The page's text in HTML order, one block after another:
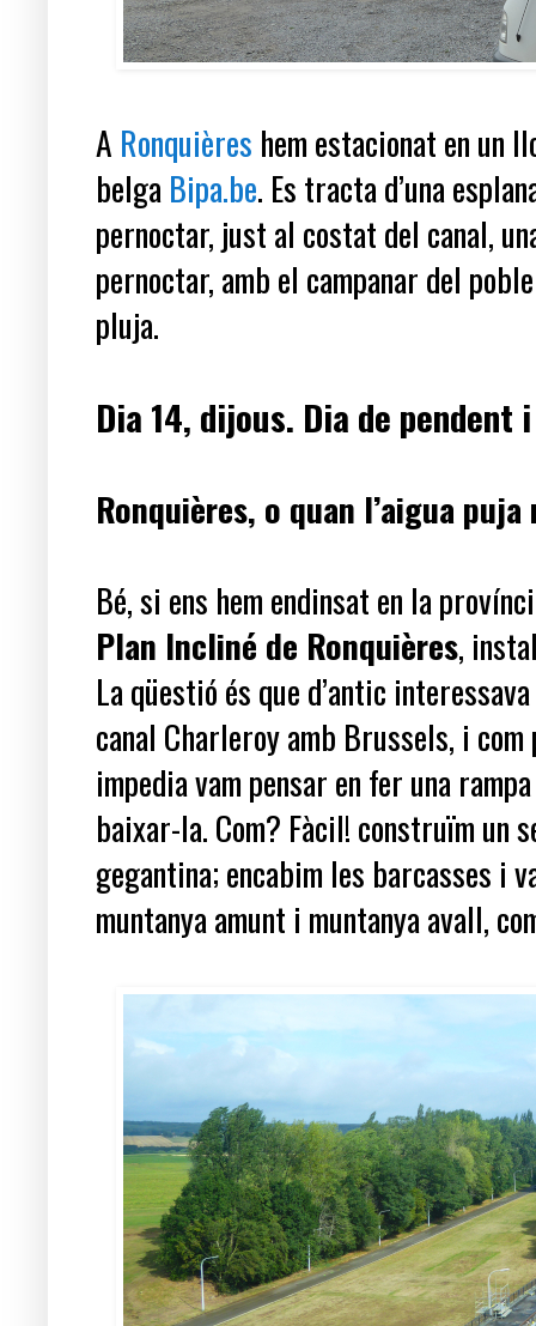
A Ronquières hem estacionat en un
belga Bipa.be. Es tracta d’una
pernoctar, just al costat del canal,
pernoctar, amb el campanar del
pluja.
Dia 14, dijous. Dia de
Ronquières, o quan l’aigua
Bé, si ens hem endinsat en la
Plan Incliné de Ronquières,
La qüestió és que d’antic
canal Charleroy amb Brussels, i
impedia vam pensar en fer una
baixar-la. Com? Fàcil! construïm un
gegantina; encabim les barcasses i
muntanya amunt i muntanya avall,